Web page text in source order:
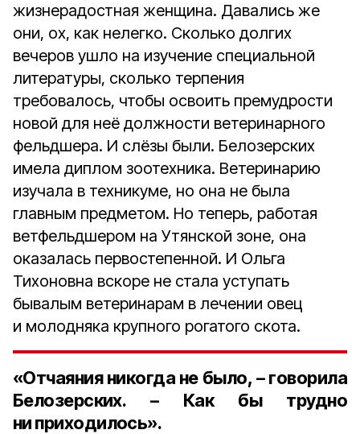
жизнерадостная женщина. Давались же
они, ох, как нелегко. Сколько долгих
вечеров ушло на изучение специальной
литературы, сколько терпения
требовалось, чтобы освоить премудрости
новой для неё должности ветеринарного
фельдшера. И слёзы были. Белозерских
имела диплом зоотехника. Ветеринарию
изучала в техникуме, но она не была
главным предметом. Но теперь, работая
ветфельдшером на Утянской зоне, она
оказалась первостепенной. И Ольга
Тихоновна вскоре не стала уступать
бывалым ветеринарам в лечении овец
и молодняка крупного рогатого скота.
«Отчаяния никогда не было, – говорила
Белозерских. – Как бы трудно
ни приходилось».